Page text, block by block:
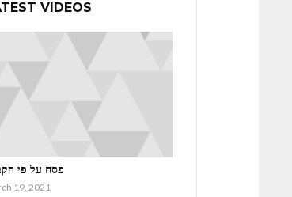
VIDEOS
פסח על פי
19, 2021